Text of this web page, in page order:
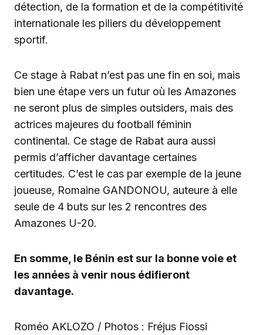
détection, de la formation et de la compétitivité
internationale les piliers du développement
sportif.
Ce stage à Rabat n’est pas une fin en soi, mais
bien une étape vers un futur où les Amazones
ne seront plus de simples outsiders, mais des
actrices majeures du football féminin
continental. Ce stage de Rabat aura aussi
permis d’afficher davantage certaines
certitudes. C’est le cas par exemple de la jeune
joueuse, Romaine GANDONOU, auteure à elle
seule de 4 buts sur les 2 rencontres des
Amazones U-20.
En somme, le Bénin est sur la bonne voie et
les années à venir nous édifieront
davantage.
Roméo AKLOZO / Photos : Fréjus Fiossi